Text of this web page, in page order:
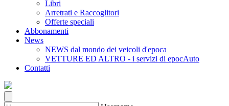
Libri
Arretrati e Raccoglitori
Offerte speciali
Abbonamenti
News
NEWS dal mondo dei veicoli d'epoca
VETTURE ED ALTRO - i servizi di epocAuto
Contatti